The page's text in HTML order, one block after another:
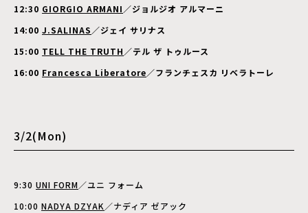
12:30 GIORGIO ARMANI ／ジョルジオ アルマーニ
14:00 J.SALINAS ／ジェイ サリナス
15:00 TELL THE TRUTH ／テル ザ トゥルース
16:00 Francesca Liberatore／フランチェスカ リベラトーレ
3/2(Mon)
9:30 UNI FORM／ユニ フォーム
10:00 NADYA DZYAK ／ナディア ゼアック